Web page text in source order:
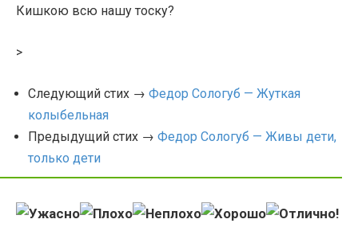
Кишкою всю нашу тоску?
>
Следующий стих → Федор Сологуб — Жуткая
колыбельная
Предыдущий стих → Федор Сологуб — Живы дети,
только дети